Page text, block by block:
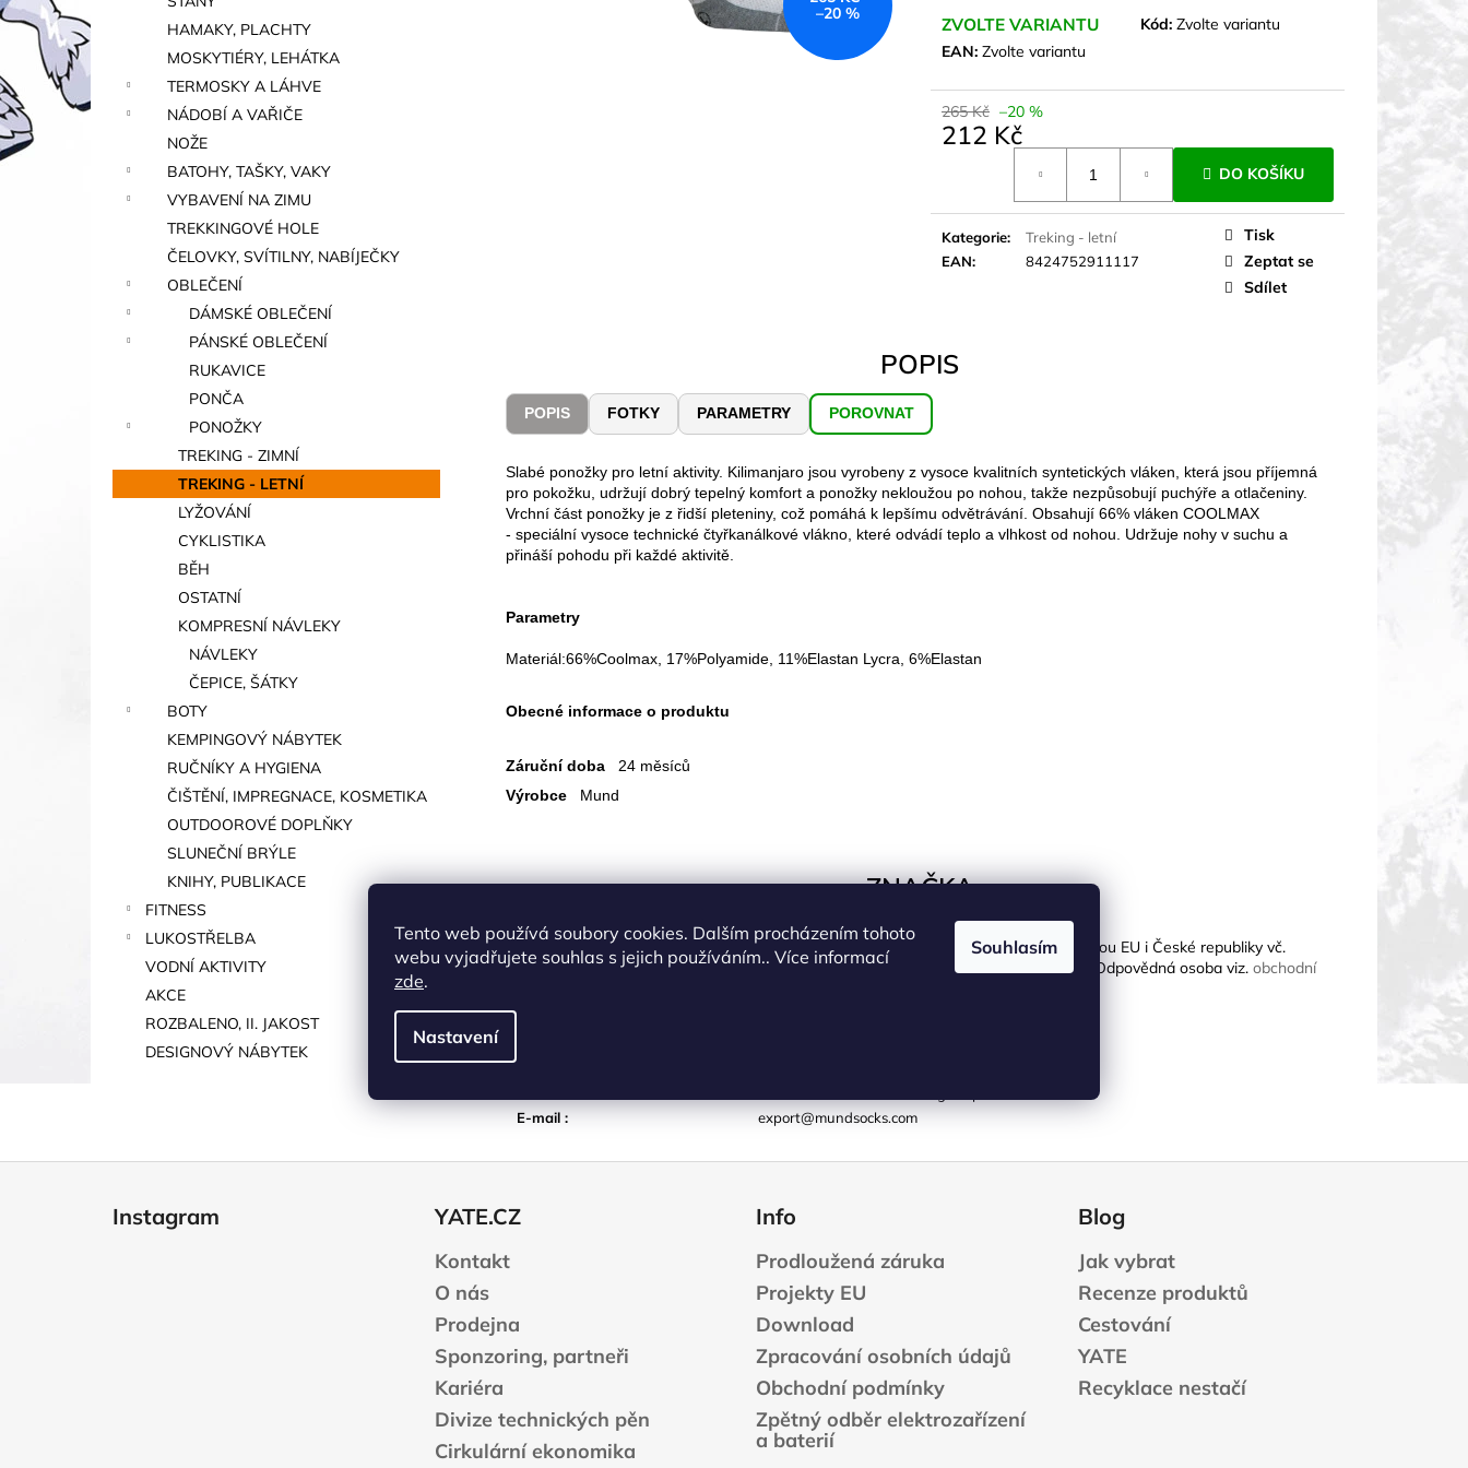
Tento web používá soubory cookies. Dalším procházením tohoto
webu vyjadřujete souhlas s jejich používáním.. Více informací
zde.
Nastavení
Souhlasím
a
n
e
l
HAMAKY, PLACHTY
MOSKYTIÉRY, LEHÁTKA
TERMOSKY A LÁHVE
NÁDOBÍ A VAŘIČE
NOŽE
BATOHY, TAŠKY, VAKY
VYBAVENÍ NA ZIMU
TREKKINGOVÉ HOLE
ČELOVKY, SVÍTILNY, NABÍJEČKY
OBLEČENÍ
DÁMSKÉ OBLEČENÍ
PÁNSKÉ OBLEČENÍ
RUKAVICE
PONČA
PONOŽKY
TREKING - ZIMNÍ
TREKING - LETNÍ
LYŽOVÁNÍ
CYKLISTIKA
BĚH
OSTATNÍ
KOMPRESNÍ NÁVLEKY
NÁVLEKY
ČEPICE, ŠÁTKY
BOTY
KEMPINGOVÝ NÁBYTEK
RUČNÍKY A HYGIENA
ČIŠTĚNÍ, IMPREGNACE, KOSMETIKA
OUTDOOROVÉ DOPLŇKY
SLUNEČNÍ BRÝLE
KNIHY, PUBLIKACE
FITNESS
LUKOSTŘELBA
VODNÍ AKTIVITY
AKCE
ROZBALENO, II. JAKOST
DESIGNOVÝ NÁBYTEK
ZVOLTE VARIANTU Kód: Zvolte variantu
EAN: Zvolte variantu
265 Kč –20 %
212 Kč
DO KOŠÍKU
Kategorie:
Treking - letní
EAN: 8424752911117
Tisk
Zeptat se
Sdílet
–20 %
POPIS
POPIS FOTKY PARAMETRY POROVNAT
Slabé ponožky pro letní aktivity. Kilimanjaro jsou vyrobeny z vysoce kvalitních syntetických vláken, která jsou příjemná
pro pokožku, udržují dobrý tepelný komfort a ponožky nekloužou po nohou, takže nezpůsobují puchýře a otlačeniny.
Vrchní část ponožky je z řidší pleteniny, což pomáhá k lepšímu odvětrávání. Obsahují 66% vláken COOLMAX
- speciální vysoce technické čtyřkanálkové vlákno, které odvádí teplo a vlhkost od nohou. Udržuje nohy v suchu a
přináší pohodu při každé aktivitě.
Parametry
Materiál:66%Coolmax, 17%Polyamide, 11%Elastan Lycra, 6%Elastan
Obecné informace o produktu
Záruční doba
24 měsíců
Výrobce
Mund
ZNAČKA
Všechny produkty nabízené na e-shopuwww.yate.cz splňují podmínky dané legislativou EU i České republiky vč.
Zákona o obecné bezpečnosti výrobků (General Product Safety Regulation - GPSR). Odpovědná osoba viz. obchodní
E-mail : export@mundsocks.com
Instagram YATE.CZ
Kontakt
O nás
Prodejna
Sponzoring, partneři
Kariéra
Divize technických pěn
Cirkulární ekonomika
Info
Prodloužená záruka
Projekty EU
Download
Zpracování osobních údajů
Obchodní podmínky
Zpětný odběr elektrozařízení
a baterií
Blog
Jak vybrat
Recenze produktů
Cestování
YATE
Recyklace nestačí